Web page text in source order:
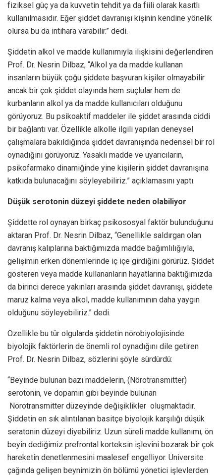
fiziksel güç ya da kuvvetin tehdit ya da fiili olarak kasıtlı
kullanılmasıdır. Eğer şiddet davranışı kişinin kendine yönelik
olursa bu da intihara varabilir.” dedi.
Şiddetin alkol ve madde kullanımıyla ilişkisini değerlendiren
Prof. Dr. Nesrin Dilbaz, “Alkol ya da madde kullanan
insanların büyük çoğu şiddete başvuran kişiler olmayabilir
ancak bir çok şiddet olayında hem suçlular hem de
kurbanların alkol ya da madde kullanıcıları olduğunu
görüyoruz. Bu psikoaktif maddeler ile şiddet arasında ciddi
bir bağlantı var. Özellikle alkolle ilgili yapılan deneysel
çalışmalara bakıldığında şiddet davranışında nedensel bir rol
oynadığını görüyoruz. Yasaklı madde ve uyarıcıların,
psikofarmako dinamiğinde yine kişilerin şiddet davranışına
katkıda bulunacağını söyleyebiliriz.” açıklamasını yaptı.
Düşük serotonin düzeyi şiddete neden olabiliyor
Şiddette rol oynayan birkaç psikososyal faktör bulunduğunu
aktaran Prof. Dr. Nesrin Dilbaz, “Genellikle saldırgan olan
davranış kalıplarına baktığımızda madde bağımlılığıyla,
gelişimin erken dönemlerinde iç içe girdiğini görürüz. Şiddet
gösteren veya madde kullananların hayatlarına baktığımızda
da birinci derece yakınları arasında şiddet davranışı, şiddete
maruz kalma veya alkol, madde kullanımının daha yaygın
olduğunu söyleyebiliriz.” dedi.
Özellikle bu tür olgularda şiddetin nörobiyolojisinde
biyolojik faktörlerin de önemli rol oynadığını dile getiren
Prof. Dr. Nesrin Dilbaz, sözlerini şöyle sürdürdü:
“Beyinde bulunan bazı maddelerin, (Nörotransmitter)
serotonin, ve dopamin gibi beyinde bulunan
Nörotransmitter düzeyinde değişiklikler oluşmaktadır.
Şiddetin en sık alıntılanan basitçe biyolojik karşılığı düşük
seratonin düzeyi diyebiliriz. Uzun süreli madde kullanımı, ön
beyin dediğimiz prefrontal korteksin işlevini bozarak bir çok
hareketin denetlenmesini maalesef engelliyor. Üniversite
çağında gelişen beynimizin ön bölümü yönetici işlevlerden